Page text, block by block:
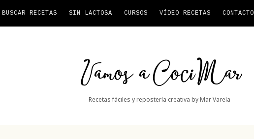
BUSCAR RECETAS SIN LACTOSA CURSOS VÍDEO RECETAS CONTACTO
Vamos
CociMar
Recetas fáciles y repostería creativa by Mar Varela